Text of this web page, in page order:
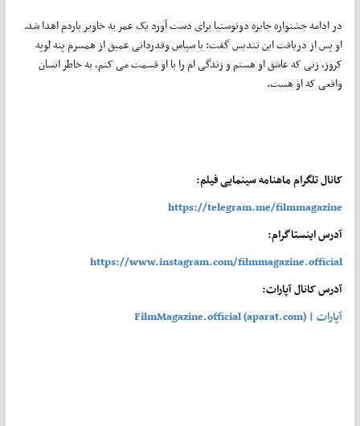
در ادامه جشنواره جایزه دونوستیا برای دست آورد یک‌ عمر به خاویر باردم اهدا شد.
او پس از دریافت این تندیس گفت: با سپاس ‌و‌قدردانی عمیق از همسرم پنه لوپه
کروز، زنی که عاشق او هستم و زندگی ام را با او قسمت‌ می کنم،‌ به‌ خاطر انسان
واقعی که او هست.
کانال تلگرام ماهنامه سینمایی فیلم:
https://telegram.me/filmmagazine
آدرس اینستاگرام:
https://www.instagram.com/filmmagazine.official
آدرس کانال آپارات:
آپارات | FilmMagazine.official (aparat.com)